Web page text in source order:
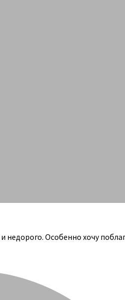
Особенно хочу